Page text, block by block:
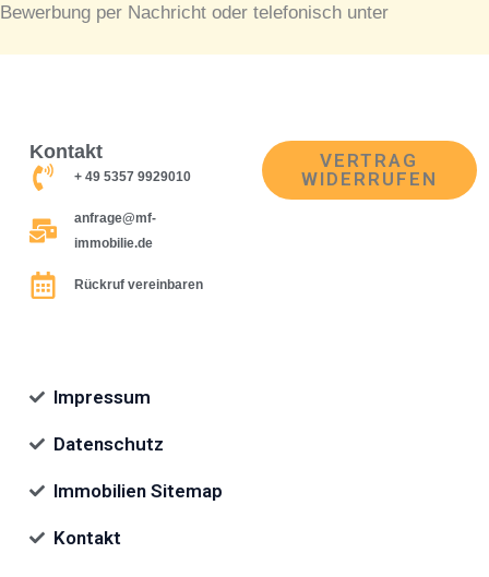
Bewerbung per Nachricht oder telefonisch unter
Kontakt
+ 49 5357 9929010
anfrage@mf-
immobilie.de
Rückruf vereinbaren
VERTRAG
WIDERRUFEN
Impressum
Datenschutz
Immobilien Sitemap
Kontakt